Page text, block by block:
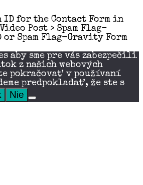
ID for the Contact Form in
Post > Spam Flag-
or Spam Flag-Gravity Form
aby sme pre vás zabezpečili
z našich webových
pokračovať v používaní
predpokladať, že ste s
Nie